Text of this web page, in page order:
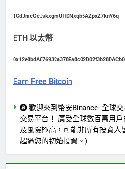
1CdJmeGcJskxgmUffDNxqb5AZpxZ7knV6q
ETH 以太幣
Earn Free Bitcoin
歡迎來到幣安Binance- 全球
交易平台！ 廣受全球數百萬用
及風險極高，可能非所有投資人
超過您的初始投資。)